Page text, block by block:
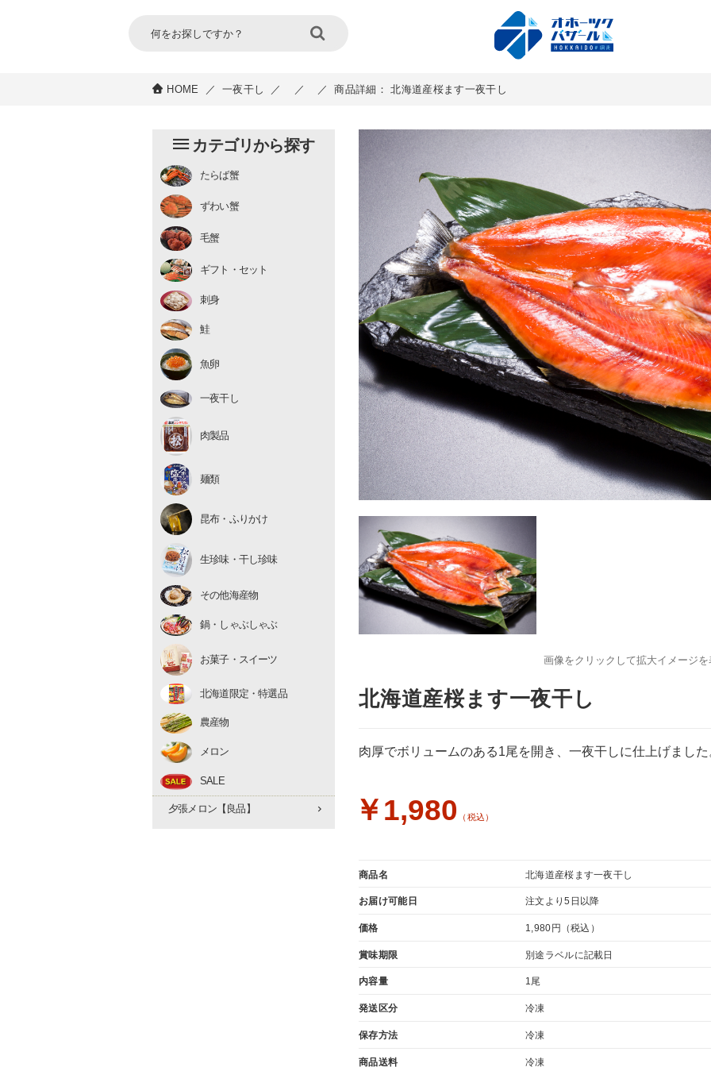
HOME ／ 一夜干し ／ ／ ／ 商品詳細： 北海道産桜ます一夜干し
カテゴリから探す
たらば蟹
チルド
むき身 ずわい蟹
むき身
生冷凍 毛蟹
チルド
ギフト・セット
刺身
鮭
魚卵
いくら
たらこ・明太子
数の子
一夜干し
肉製品
麺類
昆布・ふりかけ
生珍味・干し珍味
生珍味
干し珍味
その他海産物
鍋・しゃぶしゃぶ
お菓子・スイーツ
北海道限定・特選品
農産物
アスパラ
とうもろこし
たまねぎ
早期予約 10月下旬
メロン
赤肉メロン
夕張メロン【優品】
夕張メロン【良品】
SALE
画像をクリックして拡大イメージを
北海道産桜ます一夜干し
肉厚でボリュームのある1尾を開き、一夜干しに仕上げました
￥1,980 （税込）
商品名 北海道産桜ます一夜干し
お届け可能日 注文より5日以降
価格 1,980円 （税込）
賞味期限 別途ラベルに記載日
内容量 1尾
発送区分 冷凍
保存方法 冷凍
商品送料 冷凍